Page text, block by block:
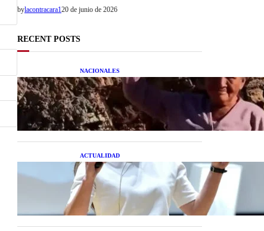
bylacontracara120 de junio de 2026
RECENT POSTS
NACIONALES
Una mujer asegura haber
peleado con un extraterrestre
cuerpo a cuerpo
ACTUALIDAD
La startup creada por una
salteña que busca resolver el
estrés financiero en
Latinoamérica